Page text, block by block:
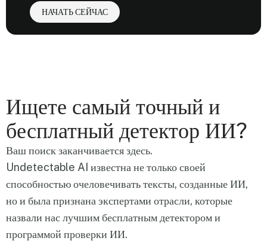
НАЧАТЬ СЕЙЧАС
Ищете самый точный и
бесплатный детектор ИИ?
Ваш поиск заканчивается здесь.
Undetectable AI известна не только своей
способностью очеловечивать тексты, созданные ИИ,
но и была признана экспертами отрасли, которые
назвали нас лучшим бесплатным детектором и
программой проверки ИИ.